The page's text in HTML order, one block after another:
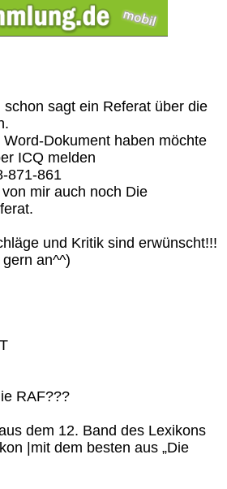
schon sagt ein Referat über die
Dokument haben möchte
ICQ melden
871-861
mir auch noch Die
und Kritik sind erwünscht!!!
an^^)
RAF???
dem 12. Band des Lexikons
|mit dem besten aus „Die